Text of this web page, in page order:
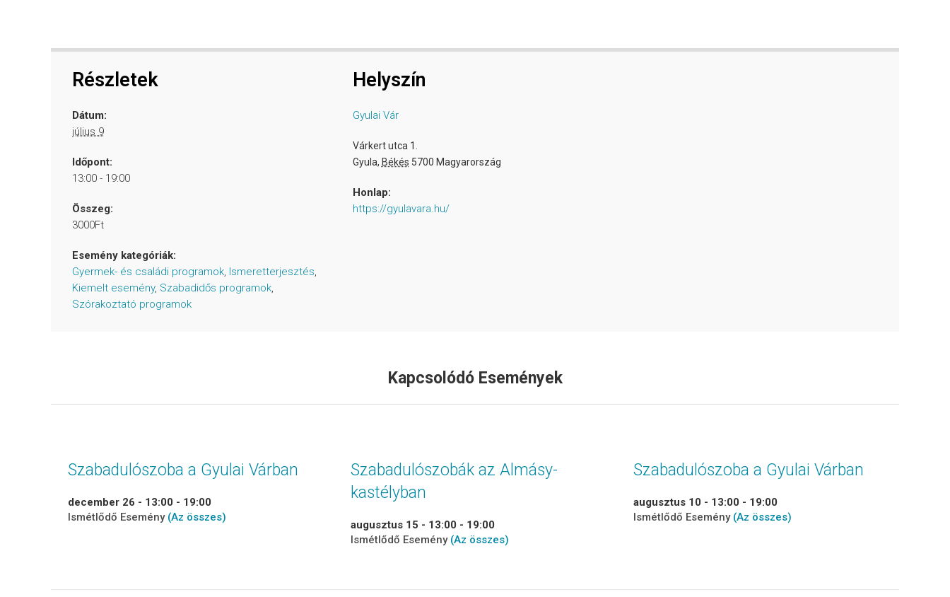
Részletek
Dátum:
július 9
Időpont:
13:00 - 19:00
Összeg:
3000Ft
Esemény kategóriák:
Gyermek- és családi programok Ismeretterjesztés
Kiemelt esemény, Szabadidős programok
Szórakoztató programok
Helyszín
Gyulai Vár
Várkert utca 1.
Gyula, Békés 5700 Magyarország
Honlap:
https://gyulavara.hu/
Kapcsolódó Események
Szabadulószoba a Gyulai Várban
december 26 - 13:00 - 19:00
Ismétlődő Esemény (Az összes)
Szabadulószobák az Almásy-
kastélyban
augusztus 15 - 13:00 - 19:00
Ismétlődő Esemény (Az összes)
Szabadulószoba a Gyulai Várban
augusztus 10 - 13:00 - 19:00
Ismétlődő Esemény (Az összes)